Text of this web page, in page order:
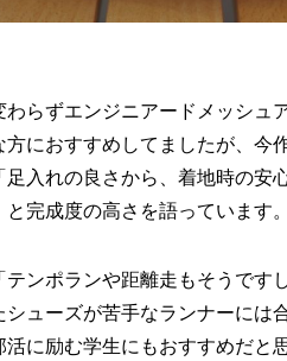
らずエンジニアードメッシュ
におすすめしてましたが、今
入れの良さから、着地時の安
完成度の高さを語っています。
ンポランや距離走もそうです
ューズが苦手なランナーには
活に励む学生にもおすすめだと